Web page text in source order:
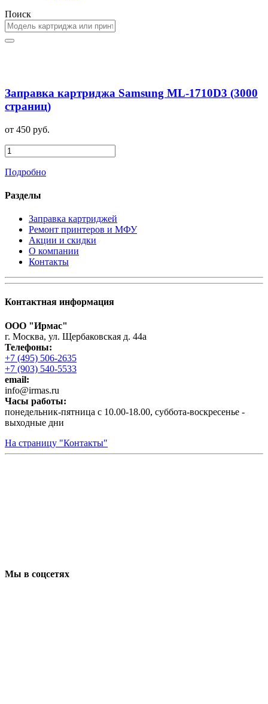
Поиск
Заправка картриджа Samsung ML-1710D3 (3000
страниц)
от 450 руб.
Подробно
Разделы
Заправка картриджей
Ремонт принтеров и МФУ
Акции и скидки
О компании
Контакты
Контактная информация
ООО "Ирмас"
г. Москва, ул. Щербаковская д. 44а
Телефоны:
+7 (495) 506-2635
+7 (903) 540-5533
email:
infо@irmas.ru
Часы работы:
понедельник-пятница с 10.00-18.00, суббота-воскресенье -
выходные дни
На страницу "Контакты"
Мы в соцсетях